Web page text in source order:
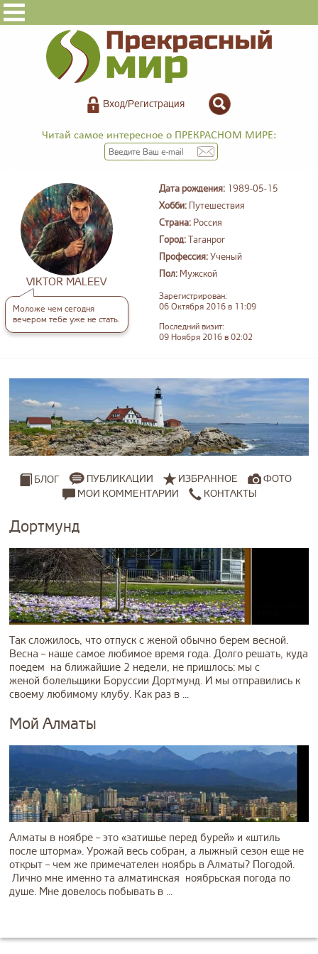
Вход/Регистрация
Читай самое интересное о ПРЕКРАСНОМ МИРЕ:
VIKTOR MALEEV
Моложе чем сегодня
вечером тебе уже не стать.
Дата рождения: 1989-05-15
Хобби: Путешествия
Страна: Россия
Город:Таганрог
Профессия:Ученый
Пол: Мужской
Зарегистрирован:
06 Октября 2016 в 11:09
Последний визит:
09 Ноября 2016 в 02:02
БЛОГ ПУБЛИКАЦИИ ИЗБРАННОЕ
ФОТО
МОИ КОММЕНТАРИИ
КОНТАКТЫ
Дортмунд
Так сложилось, что отпуск с женой обычно берем весной.
Весна – наше самое любимое время года. Долго решать, куда
поедем на ближайшие 2 недели, не пришлось: мы с
женой болельщики Боруссии Дортмунд. И мы отправились к
своему любимому клубу. Как раз в ...
Мой Алматы
Алматы в ноябре – это «затишье перед бурей» и «штиль
после шторма». Урожай весь собран, а лыжный сезон еще не
открыт – чем же примечателен ноябрь в Алматы? Погодой.
Лично мне именно та алматинская ноябрьская погода по
душе. Мне довелось побывать в ...